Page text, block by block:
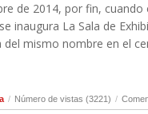
de 2014, por fin,
inaugura La Sala de
del mismo nombre en el
/ Número de vistas (3221) /